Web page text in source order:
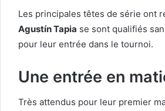
Les principales têtes de série ont
Agustín Tapia se sont qualifiés
pour leur entrée dans le tournoi.
Une entrée en
Très attendus pour leur premier